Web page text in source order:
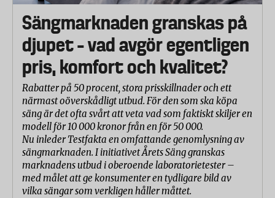
Sängmarknaden granskas på
djupet – vad avgör egentligen
pris, komfort och kvalitet?
Rabatter på 50 procent, stora prisskillnader och ett
närmast oöverskådligt utbud. För den som ska köpa
säng är det ofta svårt att veta vad som faktiskt skiljer en
modell för 10 000 kronor från en för 50 000.
Nu inleder Testfakta en omfattande genomlysning av
sängmarknaden. I initiativet Årets Säng granskas
marknadens utbud i oberoende laboratorietester –
med målet att ge konsumenter en tydligare bild av
vilka sängar som verkligen håller måttet.